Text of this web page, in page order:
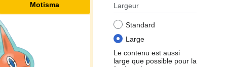
Largeur
Standard
Large
Le contenu est aussi
large que possible pour la
Motisma